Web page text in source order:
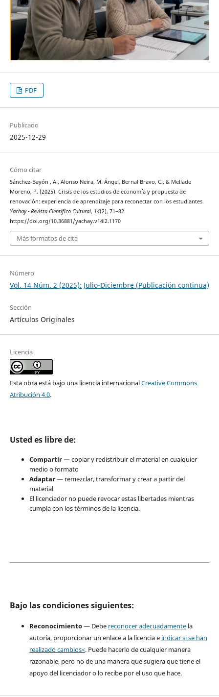
PDF
Publicado
2025-12-29
Cómo citar
Sánchez-Bayón , A., Alonso Neira, M. Ángel, Bernal Bravo, C., & Mellado
Moreno, P. (2025). Crisis de los estudios de economía y propuesta de
renovación: experiencia de aprendizaje para reconectar con los estudiantes.
Yachay - Revista Científico Cultural, 14(2), 71–82.
https://doi.org/10.36881/yachay.v14i2.1170
Más formatos de cita
Número
Vol. 14 Núm. 2 (2025): Julio-Diciembre (Publicación continua)
Sección
Artículos Originales
Licencia
Esta obra está bajo una licencia internacionalCreative Commons
Atribución 4.0.
Usted es libre de:
Compartir— copiar y redistribuir el material en cualquier
medio o formato
Adaptar— remezclar, transformar y crear a partir del
material
El licenciador no puede revocar estas libertades mientras
cumpla con los términos de la licencia.
Bajo las condiciones siguientes:
Reconocimiento— Debe reconocer adecuadamentela
autoría, proporcionar un enlace a la licencia e indicar si se han
realizado cambios<. Puede hacerlo de cualquier manera
razonable, pero no de una manera que sugiera que tiene el
apoyo del licenciador o lo recibe por el uso que hace.